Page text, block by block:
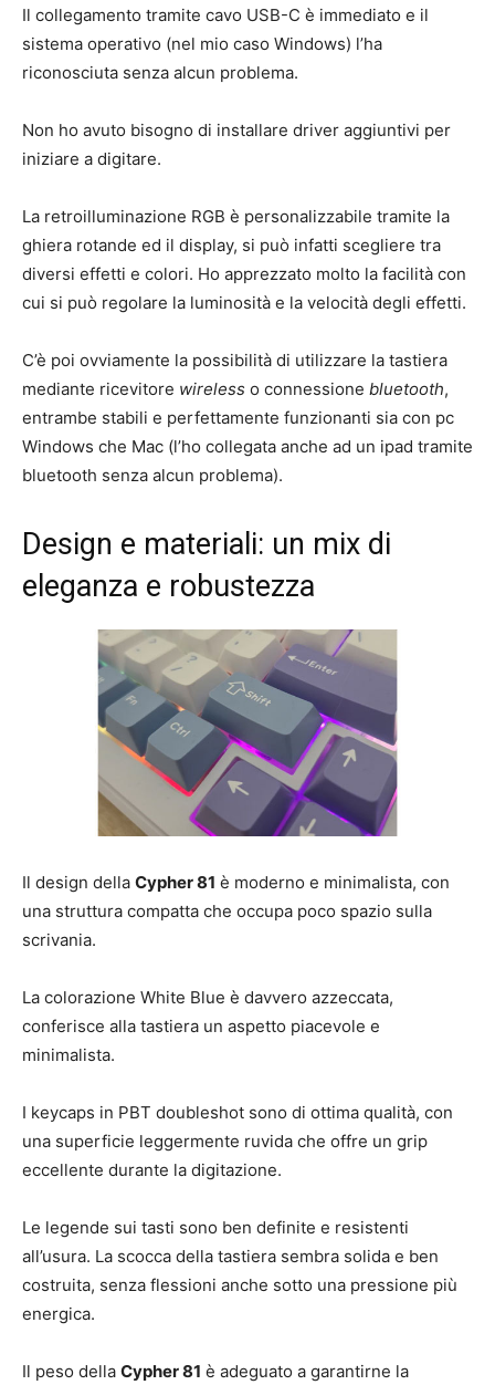
Il collegamento tramite cavo USB-C è immediato e il
sistema operativo (nel mio caso Windows) l’ha
riconosciuta senza alcun problema.
Non ho avuto bisogno di installare driver aggiuntivi per
iniziare a digitare.
La retroilluminazione RGB è personalizzabile tramite la
ghiera rotande ed il display, si può infatti scegliere tra
diversi effetti e colori. Ho apprezzato molto la facilità con
cui si può regolare la luminosità e la velocità degli effetti.
C’è poi ovviamente la possibilità di utilizzare la tastiera
mediante ricevitore wireless o connessione bluetooth,
entrambe stabili e perfettamente funzionanti sia con pc
Windows che Mac (l’ho collegata anche ad un ipad tramite
bluetooth senza alcun problema).
Design e materiali: un mix di
eleganza e robustezza
Il design della Cypher 81 è moderno e minimalista, con
una struttura compatta che occupa poco spazio sulla
scrivania.
La colorazione White Blue è davvero azzeccata,
conferisce alla tastiera un aspetto piacevole e
minimalista.
I keycaps in PBT doubleshot sono di ottima qualità, con
una superficie leggermente ruvida che offre un grip
eccellente durante la digitazione.
Le legende sui tasti sono ben definite e resistenti
all’usura. La scocca della tastiera sembra solida e ben
costruita, senza flessioni anche sotto una pressione più
energica.
Il peso della Cypher 81 è adeguato a garantirne la